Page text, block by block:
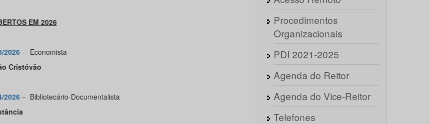
EM 2026
2026– Economista
Cristóvão
2026– Bibliotecário-Documentalista
Procedimentos
Organizacionais
PDI 2021-2025
Agenda do Reitor
Agenda do Vice-Reitor
Telefones